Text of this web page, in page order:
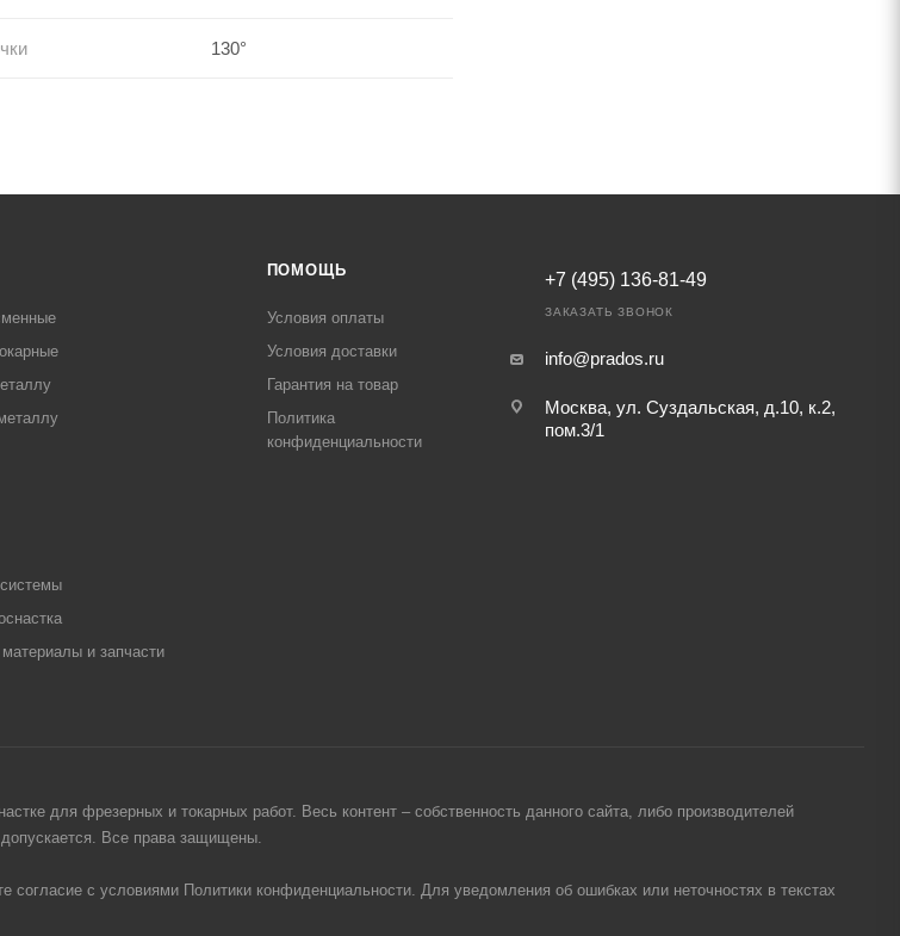
130°
и запчасти
ПОМОЩЬ
Условия оплаты
Условия доставки
Гарантия на товар
Политика
конфиденциальности
+7 (495) 136-81-49
ЗАКАЗАТЬ ЗВОНОК
info@prados.ru
Москва, ул. Суздальская, д.10, к.2,
пом.3/1
для фрезерных и токарных работ. Весь контент – собственность данного сайта, либо производителей
Все права защищены.
с условиями Политики конфиденциальности. Для уведомления об ошибках или неточностях в текстах